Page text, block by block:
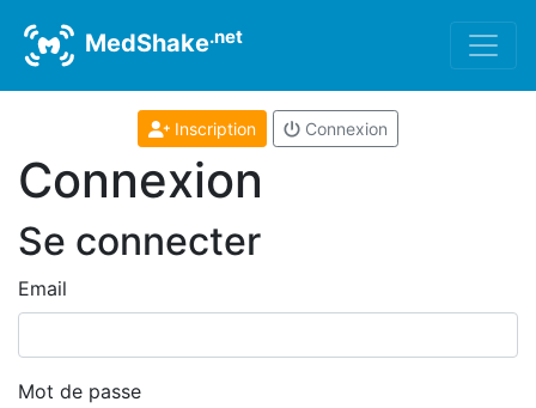
MedShake.net
Inscription Connexion
Connexion
Se connecter
Email
Mot de passe